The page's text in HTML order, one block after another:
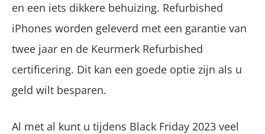
en een iets dikkere behuizing. Refurbished
iPhones worden geleverd met een garantie van
twee jaar en de Keurmerk Refurbished
certificering. Dit kan een goede optie zijn als u
geld wilt besparen.
Al met al kunt u tijdens Black Friday 2023 veel